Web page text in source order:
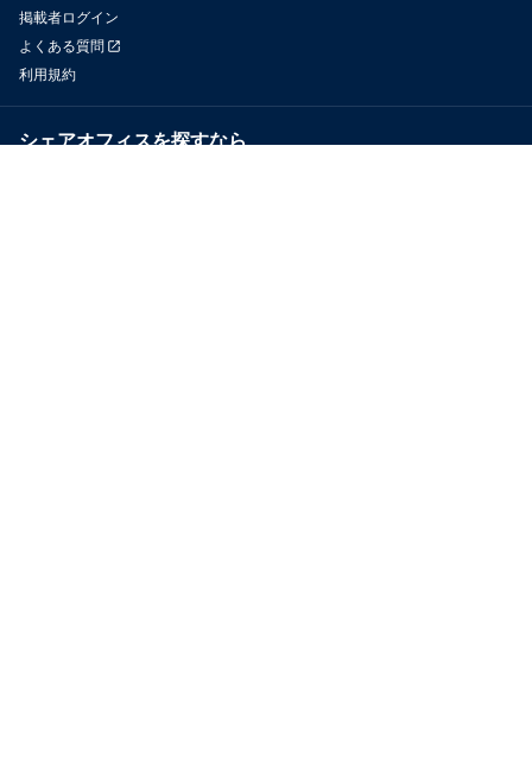
掲載者ログイン
よくある質問
利用規約
シェアオフィスを探すなら